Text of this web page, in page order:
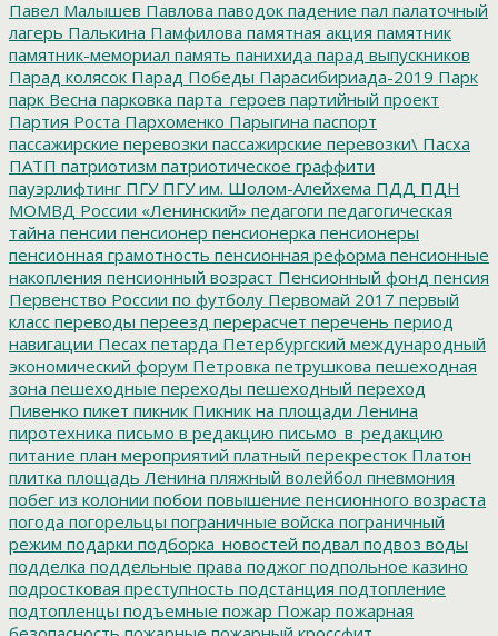
Павел Малышев Павлова паводок падение пал палаточный
лагерь Палькина Памфилова памятная акция памятник
памятник-мемориал память панихида парад выпускников
Парад колясок Парад Победы Парасибириада-2019 Парк
парк Весна парковка парта_героев партийный проект
Партия Роста Пархоменко Парыгина паспорт
пассажирские перевозки пассажирские перевозки\ Пасха
ПАТП патриотизм патриотическое граффити
пауэрлифтинг ПГУПГУ им. Шолом-Алейхема ПДД ПДН
МОМВД России «Ленинский» педагоги педагогическая
тайна пенсии пенсионер пенсионерка пенсионеры
пенсионная грамотность пенсионная реформа пенсионные
накопления пенсионный возраст Пенсионный фонд пенсия
Первенство России по футболу Первомай 2017 первый
класс переводы переезд перерасчет перечень период
навигации Песах петарда Петербургский международный
экономический форум Петровка петрушкова пешеходная
зона пешеходные переходы пешеходный переход
Пивенко пикет пикник Пикник на площади Ленина
пиротехника письмо в редакцию письмо_в_редакцию
питание план мероприятий платный перекресток Платон
плитка площадь Ленина пляжный волейбол пневмония
побег из колонии побои повышение пенсионного возраста
погода погорельцы пограничные войска пограничный
режим подарки подборка_новостей подвал подвоз воды
подделка поддельные права поджог подпольное казино
подростковая преступность подстанция подтопление
подтопленцы подъемные пожар Пожар пожарная